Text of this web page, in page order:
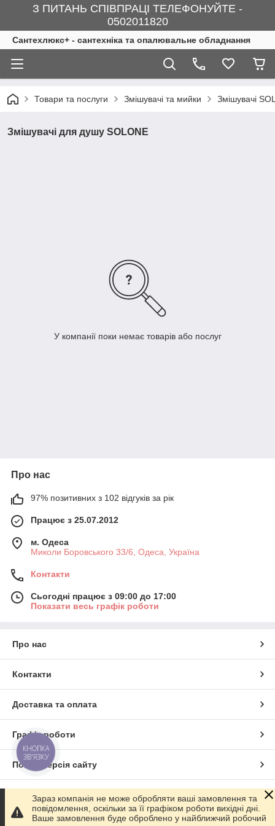
З ПИТАНЬ СПІВПРАЦІ ТЕЛЕФОНУЙТЕ -
0502011820
Сантехлюкс+ - сантехніка та опалювальне обладнання
Товари та послуги Змішувачі та мийки Змішувачі
Змішувачі для душу SOLONE
У компанії поки немає товарів або послуг
Про нас
97% позитивних з 102 відгуків за рік
Працює з 25.07.2012
м. Одеса
Миколи Боровського 33/6, Одеса, Україна
Контакти
Сьогодні працює з 09:00 до 17:00
Показати весь графік роботи
Про нас
Контакти
Доставка та оплата
Графік роботи
Повна версія сайту
Сайт створено на маркетплейсіProm.ua
Зараз компанія не може обробляти ваші замовлення та
повідомлення, оскільки за її графіком роботи вихідні дні.
Ваше замовлення буде оброблено у найближчий робочий
КНОПКА
ЗВ'ЯЗКУ